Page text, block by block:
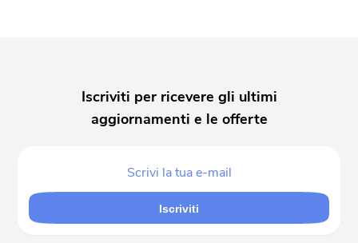
Iscriviti per ricevere gli ultimi
aggiornamenti e le offerte
Iscriviti